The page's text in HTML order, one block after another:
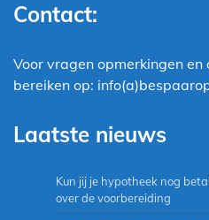
Contact:
Voor vragen opmerkingen en
bereiken op:
Laatste nieuws
Kun jij je hypotheek nog
over de voorbereiding